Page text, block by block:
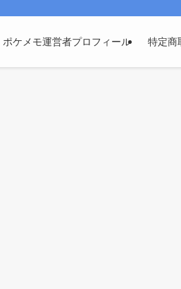
ポケメモ運営者プロフィール 特定商